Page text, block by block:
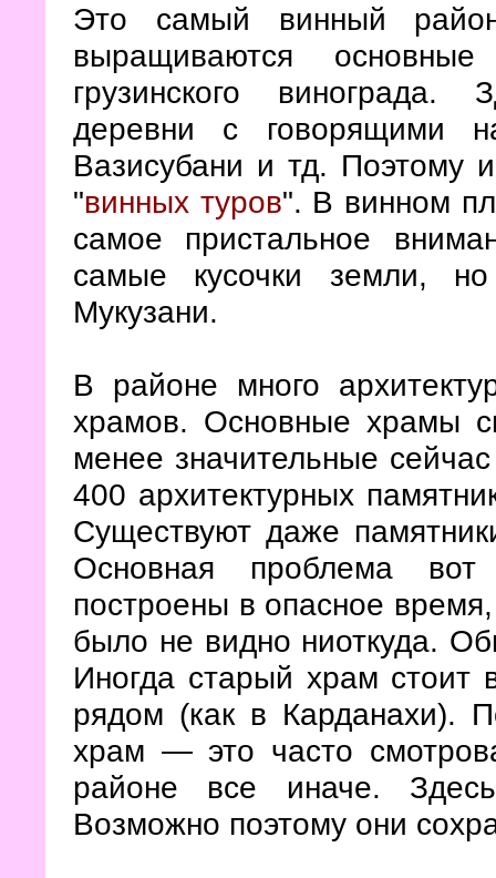
Это самый винный
выращиваются
грузинского винограда.
деревни с говорящими
Вазисубани и тд. Поэтому
"винных туров". В винном
самое пристальное
самые кусочки земли,
Мукузани.
В районе много
храмов. Основные храмы
менее значительные
400 архитектурных
Существуют даже
Основная проблема
построены в опасное
было не видно ниоткуда.
Иногда старый храм стоит
рядом (как в Карданахи).
храм — это часто
районе все иначе.
Возможно поэтому они